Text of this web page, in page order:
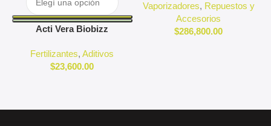
Acti Vera Biobizz
Fertilizantes,Aditivos
$23,600.00
Vaporizadores, Repuestos y
Accesorios
$286,800.00